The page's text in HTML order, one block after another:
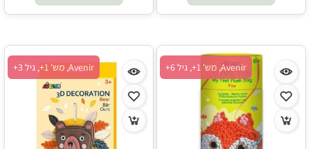
Avenir, מש' 1+, גיל 6+ Avenir, מש' 1+, גיל 3+